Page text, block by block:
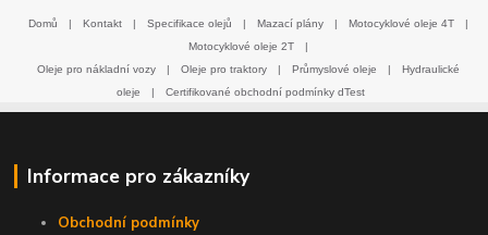
Domů Kontakt Specifikace olejů Mazací plány Motocyklové oleje 4T
Motocyklové oleje 2T
Oleje pro nákladní vozy
Oleje pro traktory Průmyslové oleje
Hydraulické
oleje
Certifikované obchodní podmínky dTest
Informace pro zákazníky
Obchodní podmínky